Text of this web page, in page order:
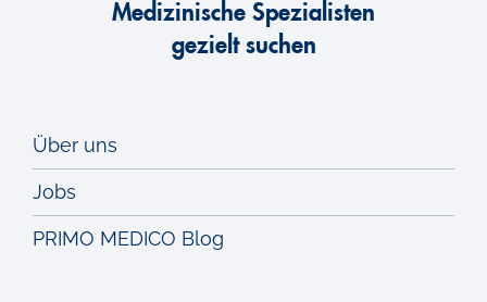
Medizinische Spezialisten
gezielt suchen
Über uns
Jobs
PRIMO MEDICO Blog